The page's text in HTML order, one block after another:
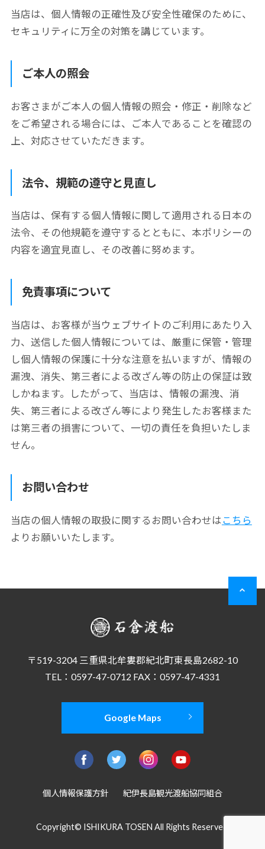
当店は、個人情報の正確性及び安全性確保のために、
セキュリティに万全の対策を講じています。
ご本人の照会
お客さまがご本人の個人情報の照会・修正・削除など
をご希望される場合には、
ご本人であることを確認の
上、対応させていただきます。
法令、規範の遵守と見直し
当店は、保有する個人情報に関して適用される日本の
法令、その他規範を遵守するとともに、 本ポリシーの
内容を適宜見直し、その改善に努めます。
免責事項について
当店は、お客様が当ウェブサイトのご利用にあたり入
力、送信した個人情報については、厳重に保管・管理
し個人情報の保護に十分な注意を払いますが、 情報の
漏洩、消失、第三者による改ざん等の防止の保証は致
しかねます。したがって、当店は、情報の漏洩、消
失、第三者による改ざん等により発生した お客様また
は第三者の損害について、一切の責任を負担いたしま
せん。
お問い合わせ
当店の個人情報の取扱に関するお問い合わせは こちら
よりお願いいたします。
〒519-3204 三重県北牟婁郡紀北町東長島2682-10
TEL：0597-47-0712 FAX：0597-47-4331
Google Maps
個人情報保護方針 紀伊長島観光渡船協同組合
Copyright© ISHIKURA TOSEN All Rights Reserved.